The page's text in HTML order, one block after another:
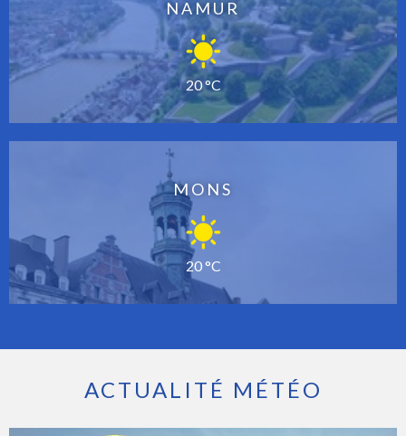
NAMUR
20 °C
MONS
20 °C
ACTUALITÉ MÉTÉO